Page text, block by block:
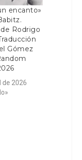
encanto»
Rodrigo
Gómez
de 2026